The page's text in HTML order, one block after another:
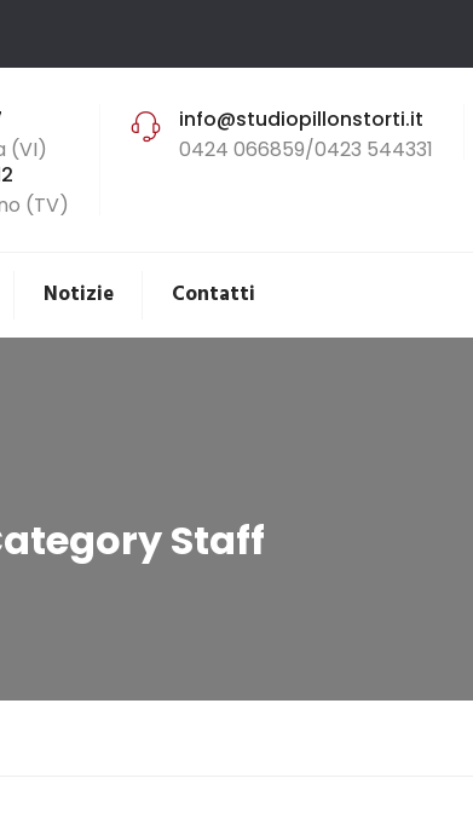
(VI)
(TV)
info@studiopillonstorti.it
0424 066859/0423 544331
Notizie Contatti
Staff